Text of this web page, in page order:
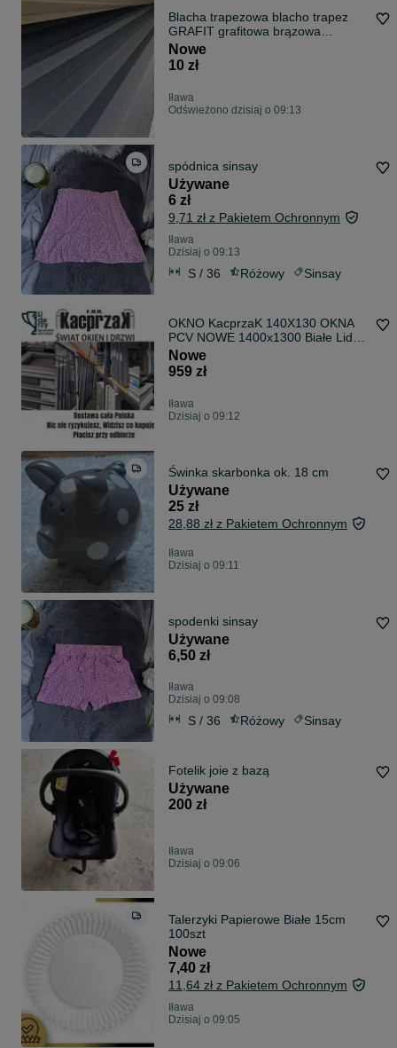
Blacha trapezowa blacho trapez
GRAFIT grafitowa brązowa
BRUTTO z VAT
Nowe
10 zł
Iława
Odświeżono dzisiaj o 09:13
spódnica sinsay
Używane
6 zł
9,71 zł z Pakietem Ochronnym
Iława
Dzisiaj o 09:13
S / 36 Różowy Sinsay
OKNO KacprzaK 140X130 OKNA
PCV NOWE 1400x1300 Białe Lider
Okna OLX
Nowe
959 zł
Iława
Dzisiaj o 09:12
Świnka skarbonka ok. 18 cm
Używane
25 zł
28,88 zł z Pakietem Ochronnym
Iława
Dzisiaj o 09:11
spodenki sinsay
Używane
6,50 zł
Iława
Dzisiaj o 09:08
S / 36 Różowy Sinsay
Fotelik joie z bazą
Używane
200 zł
Iława
Dzisiaj o 09:06
Talerzyki Papierowe Białe 15cm
100szt
Nowe
7,40 zł
11,64 zł z Pakietem Ochronnym
Iława
Dzisiaj o 09:05